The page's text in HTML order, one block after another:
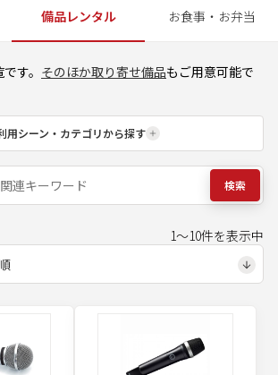
備品レンタル お食事・お弁当
す。 そのほか取り寄せ備品もご用意可能で
用シーン・カテゴリから探す
検索
1～10件を表示中